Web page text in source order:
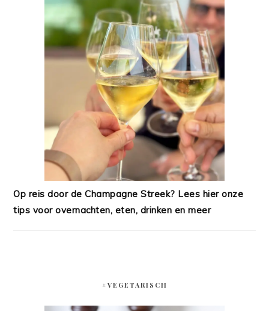
Op reis door de Champagne Streek? Lees hier onze
tips voor overnachten, eten, drinken en meer
#VEGETARISCH